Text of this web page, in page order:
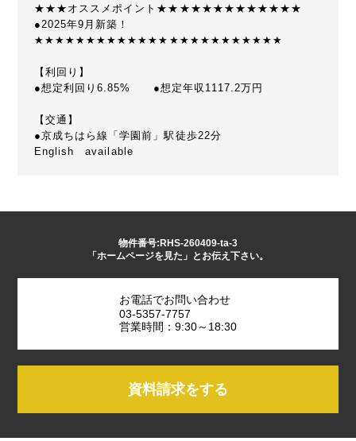
★★★オススメポイント★★★★★★★★★★★★★
●2025年9月新築！
★★★★★★★★★★★★★★★★★★★★★★★★
【利回り】
●想定利回り6.85% ●想定年収1117.2万円
【交通】
●京成ちはら線「学園前」駅徒歩22分
English available
物件番号:RHS-260409-ta-3
「ホームページを見た」とお伝え下さい。
お電話でお問い合わせ
03-5357-7757
営業時間：9:30～18:30
資料請求をする